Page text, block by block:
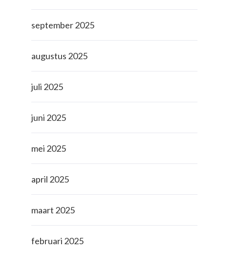
september 2025
augustus 2025
juli 2025
juni 2025
mei 2025
april 2025
maart 2025
februari 2025